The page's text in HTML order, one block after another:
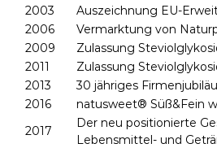
2003
Auszeichnung EU-
2006
Vermarktung von
2009
Zulassung
2011
Zulassung
2013
30 jähriges
2016
natusweet® Süß&Fein
2017
Der neu positionierte
Lebensmittel- und